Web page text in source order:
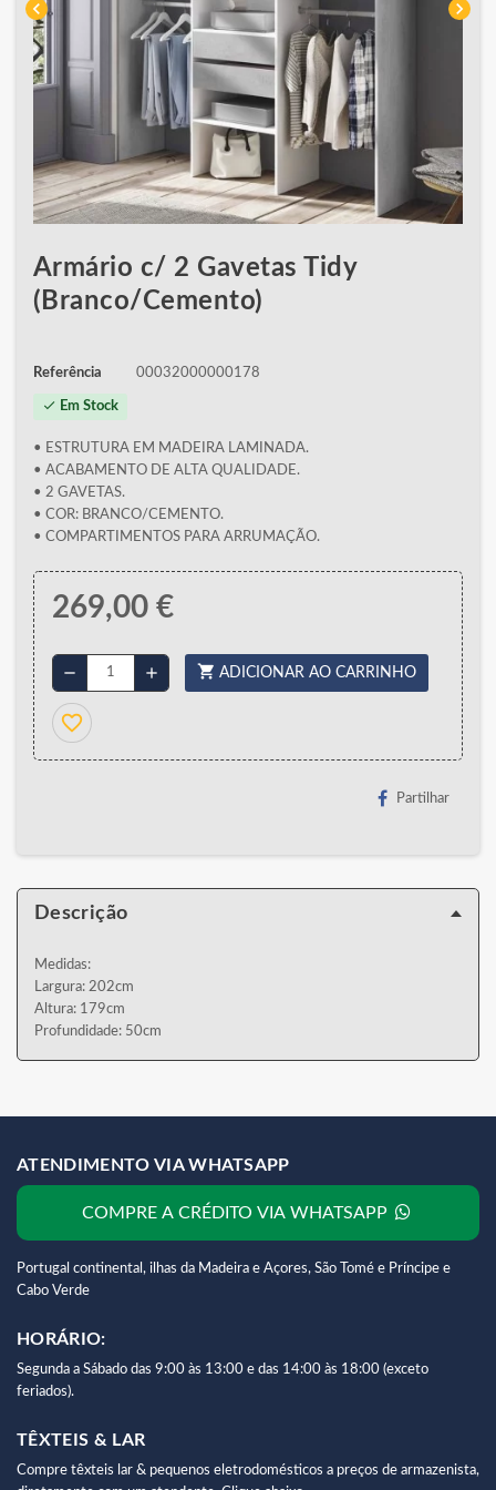
chevron_left chevron_right
Armário c/ 2 Gavetas Tidy
(Branco/Cemento)
Referência 00032000000178
check Em Stock
• ESTRUTURA EM MADEIRA LAMINADA.
• ACABAMENTO DE ALTA QUALIDADE.
• 2 GAVETAS.
• COR: BRANCO/CEMENTO.
• COMPARTIMENTOS PARA ARRUMAÇÃO.
269,00 €
remove add shopping_cart ADICIONAR AO CARRINHO
favorite_border
Partilhar
Descrição
Medidas:
Largura: 202cm
Altura: 179cm
Profundidade: 50cm
ATENDIMENTO VIA WHATSAPP
COMPRE A CRÉDITO VIA WHATSAPP
Portugal continental, ilhas da Madeira e Açores, São Tomé e Príncipe e
Cabo Verde
HORÁRIO:
Segunda a Sábado das 9:00 às 13:00 e das 14:00 às 18:00 (exceto
feriados).
TÊXTEIS & LAR
Compre têxteis lar & pequenos eletrodomésticos a preços de armazenista,